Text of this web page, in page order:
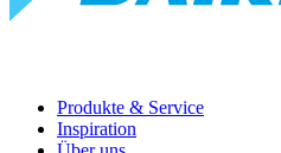
Produkte & Service
Inspiration